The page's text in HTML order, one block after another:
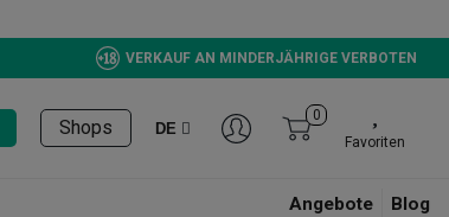
VERKAUF AN MINDERJÄHRIGE VERBOTEN
Shops DE
0
Favoriten
Angebote Blog